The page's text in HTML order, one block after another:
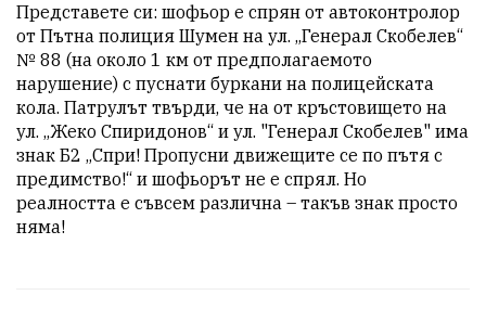
Представете си: шофьор е спрян от автоконтролор
от Пътна полиция Шумен на ул. „Генерал Скобелев“
№ 88 (на около 1 км от предполагаемото
нарушение) с пуснати буркани на полицейската
кола. Патрулът твърди, че на от кръстовището на
ул. „Жеко Спиридонов“ и ул. "Генерал Скобелев" има
знак Б2 „Спри! Пропусни движещите се по пътя с
предимство!“ и шофьорът не е спрял. Но
реалността е съвсем различна – такъв знак просто
няма!